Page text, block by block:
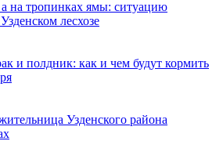
на тропинках ямы: ситуацию
лесхозе
и полдник: как и чем будут кормить
Узденского района